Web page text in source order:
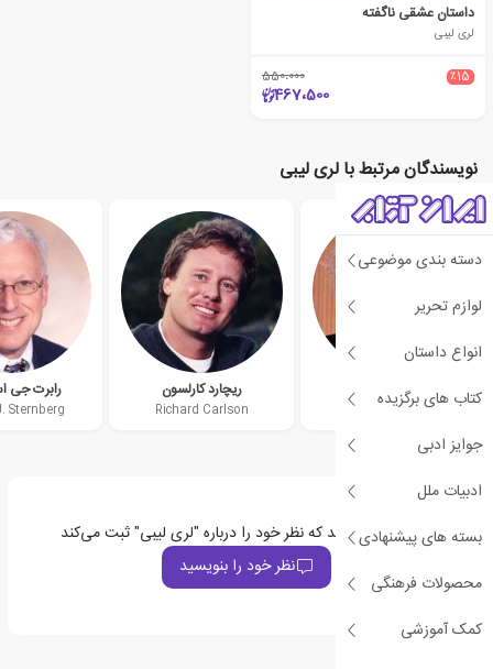
دسته بندی موضوعی
لوازم تحریر
انواع داستان
کتاب های برگزیده
جوایز ادبی
ادبیات ملل
بسته های پیشنهادی
محصولات فرهنگی
کمک آموزشی
داستان عشقی ناگفته
لری لیبی
٪15 550،000
467،500
نویسندگان مرتبط با لری لیبی
کلود استینر
Claude Steiner
ریچارد کارلسون
Richard Carlson
رابرت جی
Sternberg
اولین نفری باشید که نظر خود را درباره "لری لیبی" ثبت می‌کند
نظر خود را بنویسید